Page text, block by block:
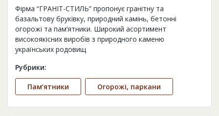
Фірма “ГРАНІТ-СТИЛЬ” пропонує гранітну та
базальтову бруківку, природний камінь, бетонні
огорожі та пам’ятники. Широкий асортимент
високоякісних виробів з природного каменю
українських родовищ
Рубрики:
Пам’ятники Огорожі, паркани